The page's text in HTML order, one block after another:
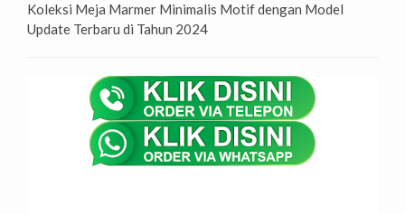
Koleksi Meja Marmer Minimalis Motif dengan Model
Update Terbaru di Tahun 2024